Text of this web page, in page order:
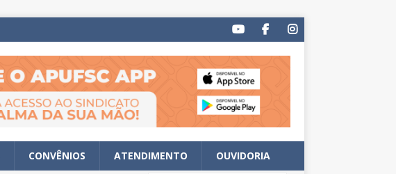
CONVÊNIOS ATENDIMENTO OUVIDORIA